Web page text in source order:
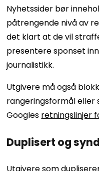
Nyhetssider bør
påtrengende nivå av
det klart at de vil
presentere sponset
journalistikk.
Utgivere må også
rangeringsformål
Googles retningslinjer
Duplisert og